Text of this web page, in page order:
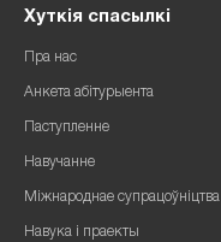
Хуткія спасылкі
Пра нас
Анкета абітурыента
Паступленне
Навучанне
Міжнароднае супрацоўніцтва
Навука і праекты